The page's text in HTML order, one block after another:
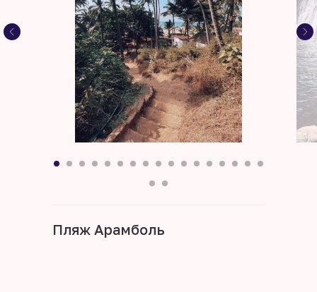
Пляж Арамболь